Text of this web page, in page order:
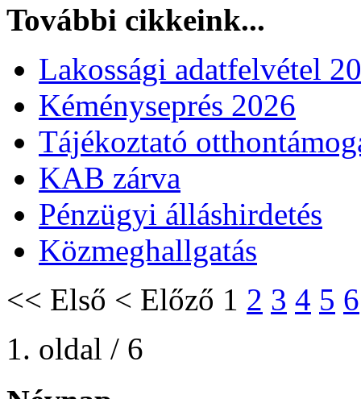
További cikkeink...
Lakossági adatfelvétel
Kéményseprés 2026
Tájékoztató
KAB zárva
Pénzügyi álláshirdetés
Közmeghallgatás
<< Első < Előző 1 2 3 4 5 6
1. oldal / 6